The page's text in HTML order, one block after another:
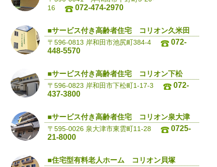
16
072-474-2970
■サービス付き高齢者住宅 コリオン久米田
〒596-0813 岸和田市池尻町384-4
072-
448-5570
■サービス付き高齢者住宅 コリオン下松
〒596-0823 岸和田市下松町1-17-3
072-
437-3800
■サービス付き高齢者住宅 コリオン泉大津
〒595-0026 泉大津市東雲町11-28
0725-
21-8000
■住宅型有料老人ホーム コリオン貝塚